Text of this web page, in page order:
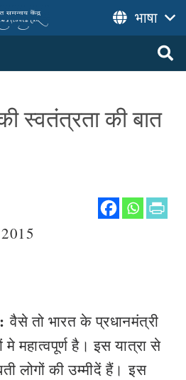
भाषा
स्वतंत्रता की बात
वैसे तो भारत के प्रधानमंत्री
मे महात्वपूर्ण है। इस यात्रा से
लोगों की उम्मीदें हैं। इस